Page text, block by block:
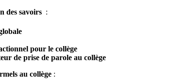
des savoirs :
pour le collège
de prise de parole au collège
au collège :